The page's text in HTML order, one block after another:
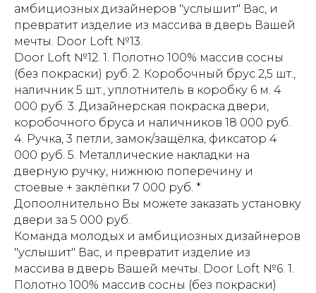
амбициозных дизайнеров "услышит" Вас, и
превратит изделие из массива в дверь Вашей
мечты. Door Loft №13.
Door Loft №12. 1. Полотно 100% массив сосны
(без покраски) руб. 2. Коробочный брус 2,5 шт.,
наличник 5 шт., уплотнитель в коробку 6 м. 4
000 руб. 3. Дизайнерская покраска двери,
коробочного бруса и наличников 18 000 руб.
4. Ручка, 3 петли, замок/защёлка, фиксатор 4
000 руб. 5. Металлические накладки на
дверную ручку, нижнюю поперечину и
стоевые + заклёпки 7 000 руб. *
Допоолнительно Вы можете заказать установку
двери за 5 000 руб.
Команда молодых и амбициозных дизайнеров
"услышит" Вас, и превратит изделие из
массива в дверь Вашей мечты. Door Loft №6. 1.
Полотно 100% массив сосны (без покраски)